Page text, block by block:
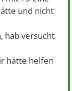
und nicht
hab versucht
hätte helfen